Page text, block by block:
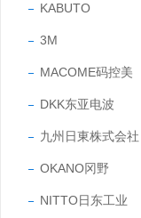
KABUTO
3M
MACOME码控美
DKK东亚电波
九州日東株式会社
OKANO冈野
NITTO日东工业